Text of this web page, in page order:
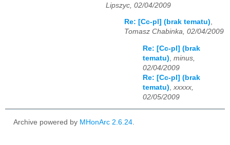
Lipszyc, 02/04/2009
Re: [Cc-pl] (brak tematu),
Tomasz Chabinka, 02/04/2009
Re: [Cc-pl] (brak
tematu) minus,
02/04/2009
Re: [Cc-pl] (brak
tematu) xxxxx,
02/05/2009
Archive powered by MHonArc 2.6.24.